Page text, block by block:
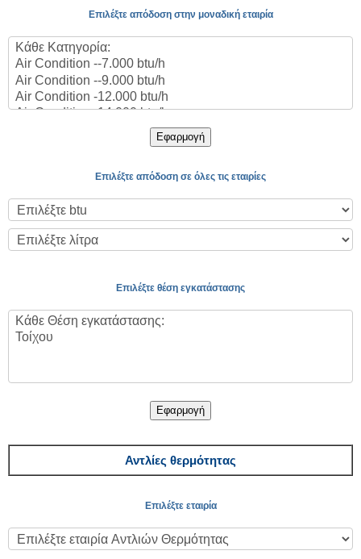
Επιλέξτε απόδοση στην μοναδική εταιρία
Εφαρμογή
Επιλέξτε απόδοση σε όλες τις εταιρίες
Επιλέξτε θέση εγκατάστασης
Εφαρμογή
Αντλίες θερμότητας
Επιλέξτε εταιρία